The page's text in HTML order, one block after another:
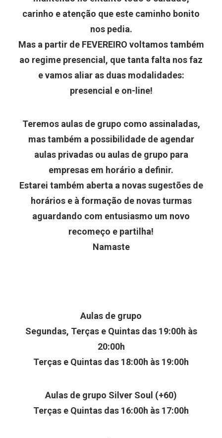
carinho e atenção que este caminho bonito
nos pedia.
Mas a partir de FEVEREIRO voltamos também
ao regime presencial, que tanta falta nos faz
e vamos aliar as duas modalidades:
presencial e on-line!
Teremos aulas de grupo como assinaladas,
mas também a possibilidade de agendar
aulas privadas ou aulas de grupo para
empresas em horário a definir.
Estarei também aberta a novas sugestões de
horários e à formação de novas turmas
aguardando com entusiasmo um novo
recomeço e partilha!
Namaste
Aulas de grupo
Segundas, Terças e Quintas das 19:00h às
20:00h
Terças e Quintas das 18:00h às 19:00h
Aulas de grupo Silver Soul (+60)
Terças e Quintas das 16:00h às 17:00h